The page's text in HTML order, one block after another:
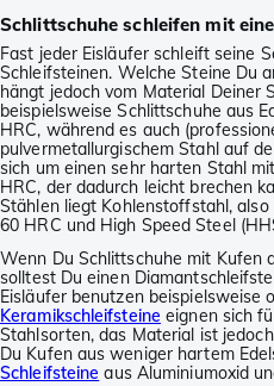
Schlittschuhe schleifen mit
Fast jeder Eisläufer schleift seine
Schleifsteinen. Welche Steine Du
hängt jedoch vom Material Deiner
beispielsweise Schlittschuhe aus
HRC, während es auch
pulvermetallurgischem Stahl auf
sich um einen sehr harten Stahl
HRC, der dadurch leicht brechen
Stählen liegt Kohlenstoffstahl,
60 HRC und High Speed Steel
Wenn Du Schlittschuhe mit Kufen
solltest Du einen
Eisläufer benutzen beispielsweise
Keramikschleifsteine eignen sich
Stahlsorten, das Material ist
Du Kufen aus weniger hartem
Schleifsteine aus Aluminiumoxid